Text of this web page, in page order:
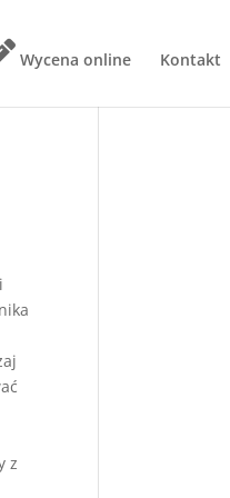
Wycena online Kontakt
z